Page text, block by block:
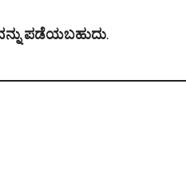
ಪಡೆಯಬಹುದು.